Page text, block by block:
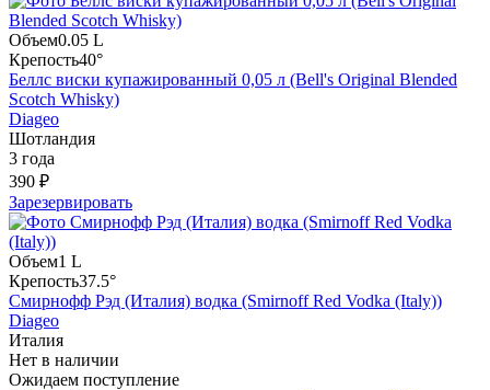
Объем0.05 L
Крепость40°
Беллс виски купажированный 0,05 л (Bell's Original Blended
Scotch Whisky)
Diageo
Шотландия
3 года
390 ₽
Зарезервировать
Объем1 L
Крепость37.5°
Смирнофф Рэд (Италия) водка (Smirnoff Red Vodka (Italy))
Diageo
Италия
Нет в наличии
Ожидаем поступление